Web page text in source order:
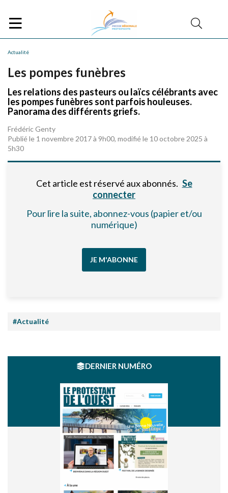
Actualité
Les pompes funèbres
Les relations des pasteurs ou laïcs célébrants avec
les pompes funèbres sont parfois houleuses.
Panorama des différents griefs.
Frédéric Genty
Publié le 1 novembre 2017 à 9h00, modifié le 10 octobre 2025 à
5h30
Cet article est réservé aux abonnés. Se
connecter
Pour lire la suite, abonnez-vous (papier et/ou
numérique)
JE M'ABONNE
#Actualité
DERNIER NUMÉRO